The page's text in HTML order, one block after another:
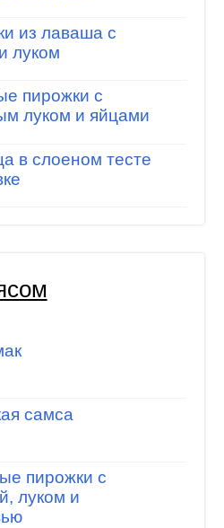
из лаваша с
луком
пирожки с
луком и яйцами
в слоеном тесте
самса
пирожки с
луком и